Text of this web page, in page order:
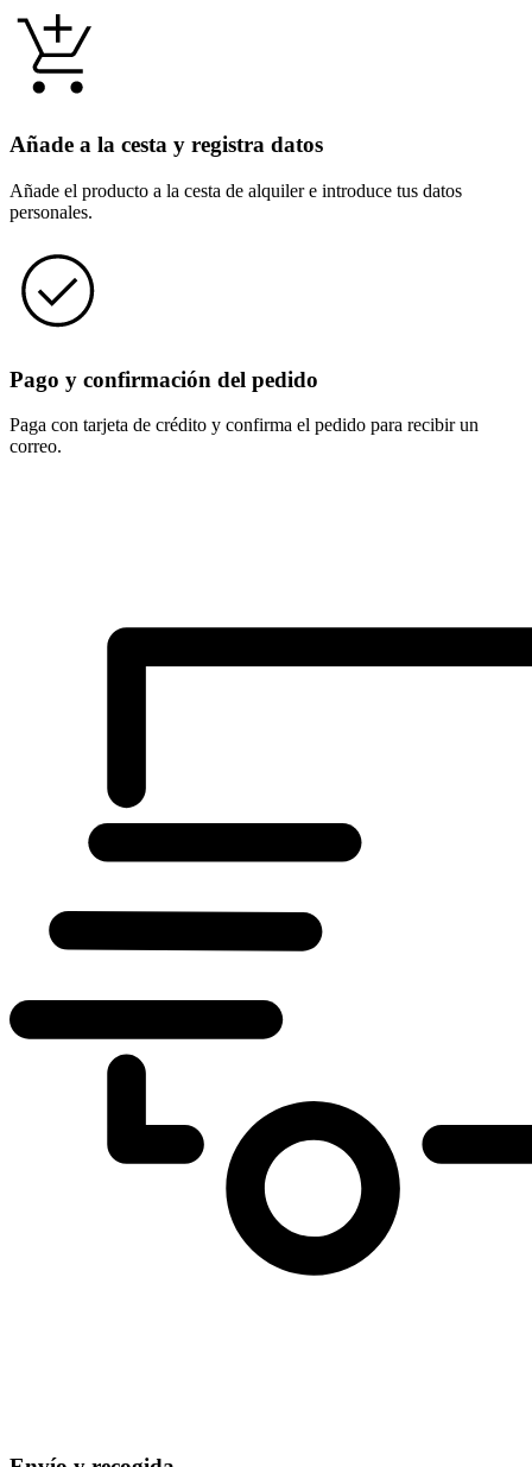
Añade a la cesta y registra datos
Añade el producto a la cesta de alquiler e introduce tus datos
personales.
Pago y confirmación del pedido
Paga con tarjeta de crédito y confirma el pedido para recibir un
correo.